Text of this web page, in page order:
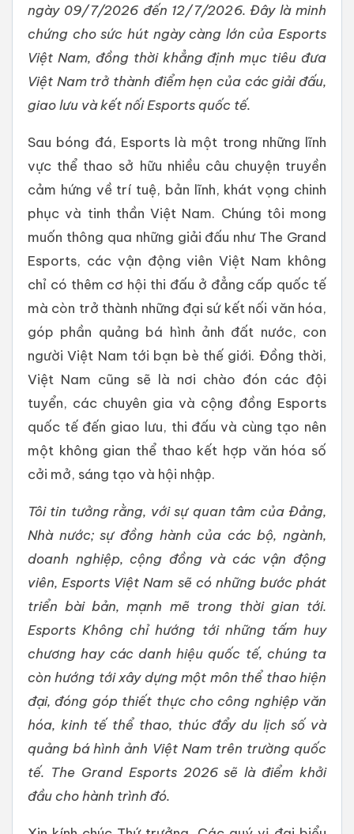
ngày 09/7/2026 đến 12/7/2026. Đây là minh
chứng cho sức hút ngày càng lớn của Esports
Việt Nam, đồng thời khẳng định mục tiêu đưa
Việt Nam trở thành điểm hẹn của các giải đấu,
giao lưu và kết nối Esports quốc tế.
Sau bóng đá, Esports là một trong những lĩnh
vực thể thao sở hữu nhiều câu chuyện truyền
cảm hứng về trí tuệ, bản lĩnh, khát vọng chinh
phục và tinh thần Việt Nam. Chúng tôi mong
muốn thông qua những giải đấu như The Grand
Esports, các vận động viên Việt Nam không
chỉ có thêm cơ hội thi đấu ở đẳng cấp quốc tế
mà còn trở thành những đại sứ kết nối văn hóa,
góp phần quảng bá hình ảnh đất nước, con
người Việt Nam tới bạn bè thế giới. Đồng thời,
Việt Nam cũng sẽ là nơi chào đón các đội
tuyển, các chuyên gia và cộng đồng Esports
quốc tế đến giao lưu, thi đấu và cùng tạo nên
một không gian thể thao kết hợp văn hóa số
cởi mở, sáng tạo và hội nhập.
Tôi tin tưởng rằng, với sự quan tâm của Đảng,
Nhà nước; sự đồng hành của các bộ, ngành,
doanh nghiệp, cộng đồng và các vận động
viên, Esports Việt Nam sẽ có những bước phát
triển bài bản, mạnh mẽ trong thời gian tới.
Esports Không chỉ hướng tới những tấm huy
chương hay các danh hiệu quốc tế, chúng ta
còn hướng tới xây dựng một môn thể thao hiện
đại, đóng góp thiết thực cho công nghiệp văn
hóa, kinh tế thể thao, thúc đẩy du lịch số và
quảng bá hình ảnh Việt Nam trên trường quốc
tế. The Grand Esports 2026 sẽ là điểm khởi
đầu cho hành trình đó.